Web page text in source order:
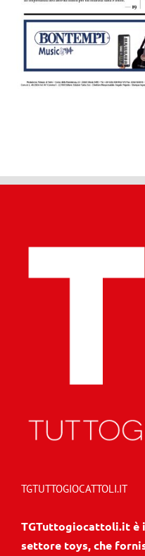
TGTUTTOGIOCATTOLI.IT
TGTuttogiocattoli.it è
settore toys, che